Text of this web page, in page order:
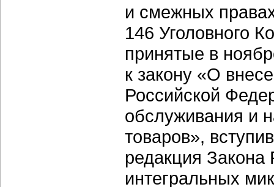
и смежных
146 Уголовного
принятые в
к закону «О
Российской
обслуживания и
товаров»,
редакция
интегральных